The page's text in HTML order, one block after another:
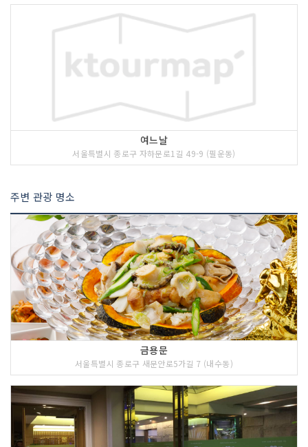
여느날
서울특별시 종로구 자하문로1길 49-9 (필운동)
주변 관광 명소
금용문
서울특별시 종로구 새문안로5가길 7 (내수동)